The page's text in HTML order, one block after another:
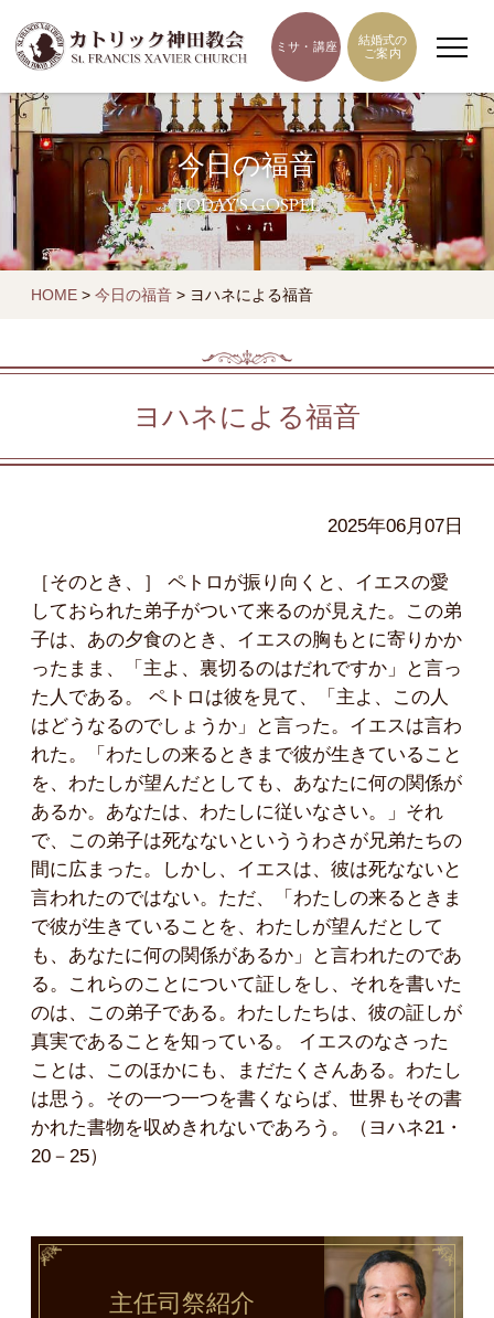
ミサ・講座
結婚式の
ご案内
今日の福音
TODAY'S GOSPEL
HOME > 今日の福音 > ヨハネによる福音
ヨハネによる福音
2025年06月07日
［そのとき、］ ペトロが振り向くと、イエスの愛
しておられた弟子がついて来るのが見えた。この弟
子は、あの夕食のとき、イエスの胸もとに寄りかか
ったまま、「主よ、裏切るのはだれですか」と言っ
た人である。 ペトロは彼を見て、「主よ、この人
はどうなるのでしょうか」と言った。イエスは言わ
れた。「わたしの来るときまで彼が生きていること
を、わたしが望んだとしても、あなたに何の関係が
あるか。あなたは、わたしに従いなさい。」それ
で、この弟子は死なないといううわさが兄弟たちの
間に広まった。しかし、イエスは、彼は死なないと
言われたのではない。ただ、「わたしの来るときま
で彼が生きていることを、わたしが望んだとして
も、あなたに何の関係があるか」と言われたのであ
る。これらのことについて証しをし、それを書いた
のは、この弟子である。わたしたちは、彼の証しが
真実であることを知っている。 イエスのなさった
ことは、このほかにも、まだたくさんある。わたし
は思う。その一つ一つを書くならば、世界もその書
かれた書物を収めきれないであろう。（ヨハネ21・
20－25）
主任司祭紹介